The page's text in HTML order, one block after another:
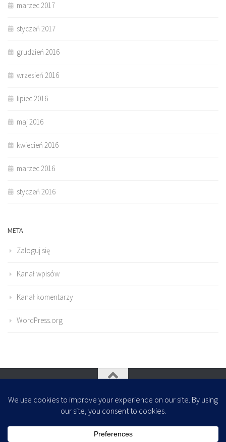
marzec 2017
styczeń 2017
grudzień 2016
wrzesień 2016
lipiec 2016
maj 2016
kwiecień 2016
marzec 2016
styczeń 2016
META
Zaloguj się
Kanał wpisów
Kanał komentarzy
WordPress.org
- Zaprojektowany z